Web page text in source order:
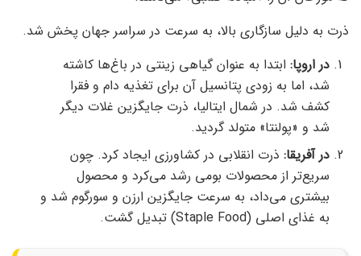
ذرت به دلیل سازگاری بالا، به سرعت در سراسر جهان پخش شد.
در اروپا: ابتدا به عنوان گیاهی زینتی در باغ‌ها کاشته
شد، اما به زودی پتانسیل آن برای تغذیه دام و فقرا
کشف شد. در شمال ایتالیا، ذرت جایگزین غلات دیگر
شد و «پولنتا» متولد گردید.
در آفریقا: ذرت انقلابی در کشاورزی ایجاد کرد. چون
سریع‌تر از محصولات بومی رشد می‌کرد و محصول
بیشتری می‌داد، به سرعت جایگزین ارزن و سورگوم شد و
به غذای اصلی (Staple Food) تبدیل گشت.